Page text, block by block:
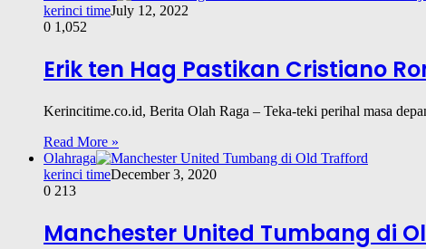
kerinci timeJuly 12, 2022
0 1,052
Erik ten Hag Pastikan Cristiano
Kerincitime.co.id, Berita Olah Raga – Teka-teki perihal masa
Read More »
Olahraga
kerinci timeDecember 3, 2020
0 213
Manchester United Tumbang di